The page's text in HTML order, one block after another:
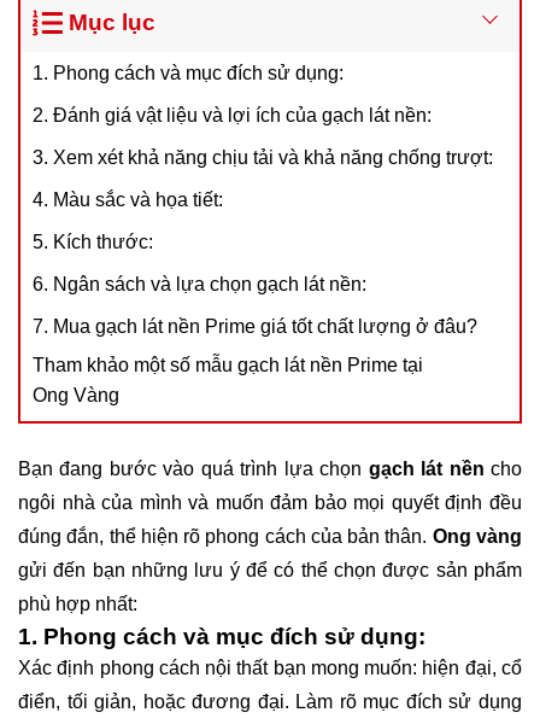
Mục lục
1. Phong cách và mục đích sử dụng:
2. Đánh giá vật liệu và lợi ích của gạch lát nền:
3. Xem xét khả năng chịu tải và khả năng chống trượt:
4. Màu sắc và họa tiết:
5. Kích thước:
6. Ngân sách và lựa chọn gạch lát nền:
7. Mua gạch lát nền Prime giá tốt chất lượng ở đâu?
Tham khảo một số mẫu gạch lát nền Prime tại
Ong Vàng
Bạn đang bước vào quá trình lựa chọn gạch lát nền cho
ngôi nhà của mình và muốn đảm bảo mọi quyết định đều
đúng đắn, thể hiện rõ phong cách của bản thân. Ong vàng
gửi đến bạn những lưu ý để có thể chọn được sản phẩm
phù hợp nhất:
1. Phong cách và mục đích sử dụng:
Xác định phong cách nội thất bạn mong muốn: hiện đại, cổ
điển, tối giản, hoặc đương đại. Làm rõ mục đích sử dụng